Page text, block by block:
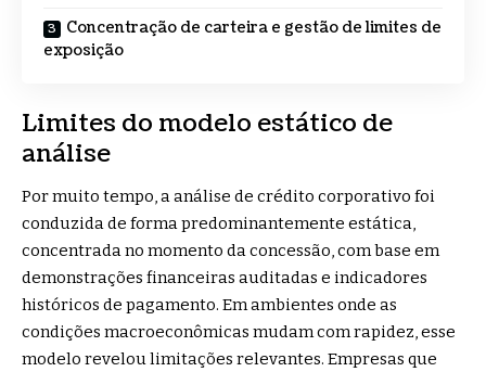
Concentração de carteira e gestão de limites de
exposição
Limites do modelo estático de
análise
Por muito tempo, a análise de crédito corporativo foi
conduzida de forma predominantemente estática,
concentrada no momento da concessão, com base em
demonstrações financeiras auditadas e indicadores
históricos de pagamento. Em ambientes onde as
condições macroeconômicas mudam com rapidez, esse
modelo revelou limitações relevantes. Empresas que